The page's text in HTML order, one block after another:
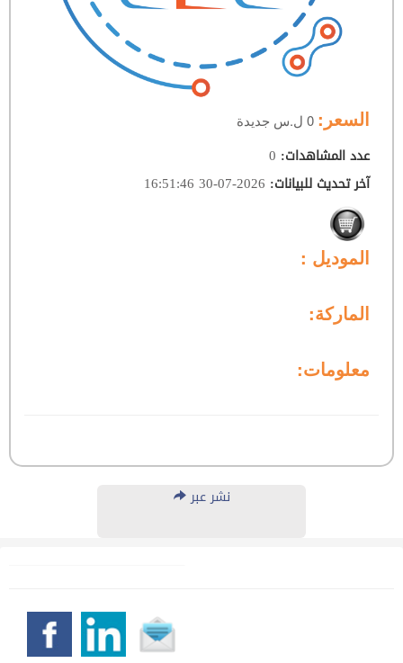
السعر:
عدد المشاهدات:
0
آخر تحديث للبيانات:
2026-07-30 16:51:46
الموديل :
الماركة:
معلومات:
نشر عبر